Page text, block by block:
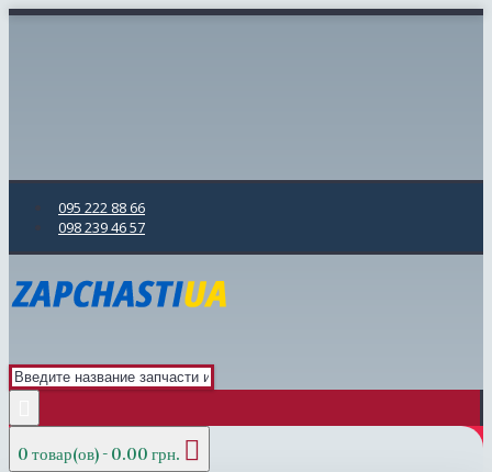
095 222 88 66
098 239 46 57
0 товар(ов) - 0.00 грн.